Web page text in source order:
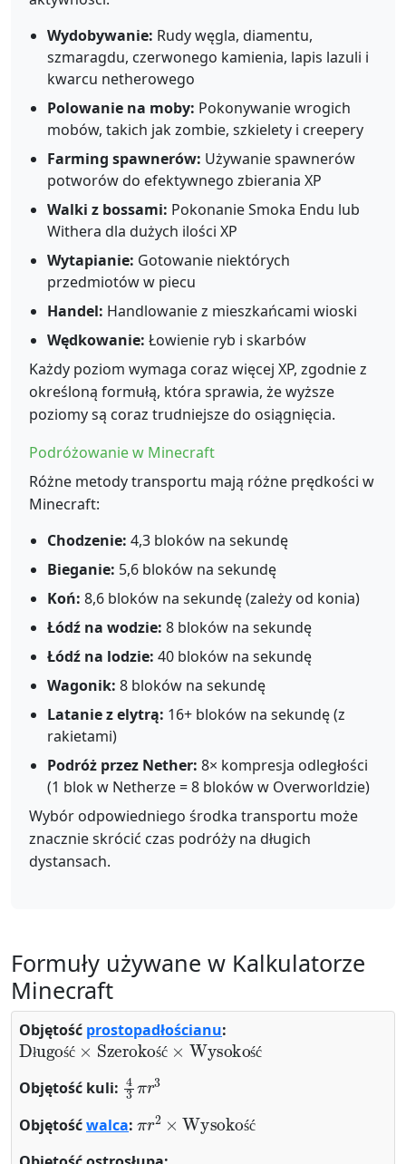
Wydobywanie: Rudy węgla, diamentu,
szmaragdu, czerwonego kamienia, lapis lazuli i
kwarcu netherowego
Polowanie na moby: Pokonywanie wrogich
mobów, takich jak zombie, szkielety i creepery
Farming spawnerów: Używanie spawnerów
potworów do efektywnego zbierania XP
Walki z bossami: Pokonanie Smoka Endu lub
Withera dla dużych ilości XP
Wytapianie: Gotowanie niektórych
przedmiotów w piecu
Handel: Handlowanie z mieszkańcami wioski
Wędkowanie: Łowienie ryb i skarbów
Każdy poziom wymaga coraz więcej XP, zgodnie z
określoną formułą, która sprawia, że wyższe
poziomy są coraz trudniejsze do osiągnięcia.
Podróżowanie w Minecraft
Różne metody transportu mają różne prędkości w
Minecraft:
Chodzenie: 4,3 bloków na sekundę
Bieganie: 5,6 bloków na sekundę
Koń: 8,6 bloków na sekundę (zależy od konia)
Łódź na wodzie: 8 bloków na sekundę
Łódź na lodzie: 40 bloków na sekundę
Wagonik: 8 bloków na sekundę
Latanie z elytrą: 16+ bloków na sekundę (z
rakietami)
Podróż przez Nether: 8× kompresja odległości
(1 blok w Netherze = 8 bloków w Overworldzie)
Wybór odpowiedniego środka transportu może
znacznie skrócić czas podróży na długich
dystansach.
Formuły używane w Kalkulatorze
Minecraft
Objętość prostopadłościanu:
ł ś ć ś ć ś ć
Długość×Szerokość×Wysokość
Objętość kuli:
4 r
Objętośćwalca: ść
r2 Wysokość